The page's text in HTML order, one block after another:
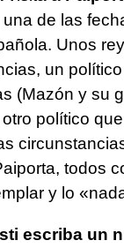
de las
Unos
un
(Mazón y su
político
todos
y lo
escriba un